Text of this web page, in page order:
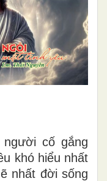
cố gắng
khó hiểu nhất
nhất đời sống